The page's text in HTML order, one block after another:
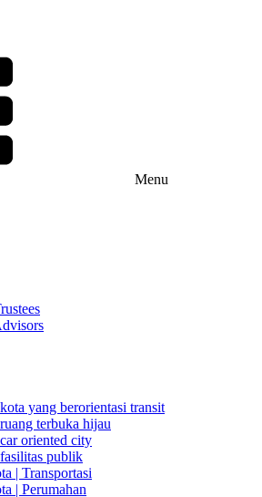
Menu
yang berorientasi transit
terbuka hijau
oriented city
publik
| Transportasi
| Perumahan